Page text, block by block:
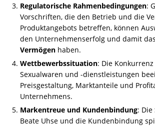
Regulatorische Rahmenbedingungen:
Vorschriften, die den Betrieb und die
Produktangebots betreffen, können
den Unternehmenserfolg und damit das
Vermögen haben.
Wettbewerbssituation: Die
Sexualwaren und -dienstleistungen
Preisgestaltung, Marktanteile und
Unternehmens.
Markentreue und Kundenbindung: Die
Beate Uhse und die Kundenbindung